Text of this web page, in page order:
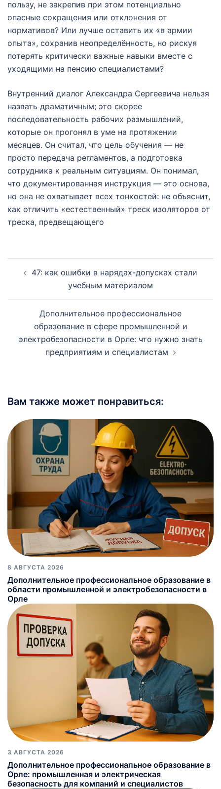
пользу, не закрепив при этом потенциально
опасные сокращения или отклонения от
нормативов? Или лучше оставить их «в армии
опыта», сохранив неопределённость, но рискуя
потерять критически важные навыки вместе с
уходящими на пенсию специалистами?
Внутренний диалог Александра Сергеевича нельзя
назвать драматичным; это скорее
последовательность рабочих размышлений,
которые он прогонял в уме на протяжении
месяцев. Он считал, что цель обучения — не
просто передача регламентов, а подготовка
сотрудника к реальным ситуациям. Он понимал,
что документированная инструкция — это основа,
но она не охватывает всех тонкостей: не объяснит,
как отличить «естественный» треск изоляторов от
треска, предвещающего
записи47: как ошибки в нарядах-допусках стали
учебным материалом
Дополнительное профессиональное
образование в сфере промышленной и
электробезопасности в Орле: что нужно знать
предприятиям и специалистам
Вам также может понравиться:
8 АВГУСТА 2026
Дополнительное профессиональное образование в
области промышленной и электробезопасности в
Орле
3 АВГУСТА 2026
Дополнительное профессиональное образование в
Орле: промышленная и электрическая
безопасность для компаний и специалистов